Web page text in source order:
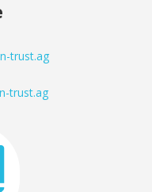
trust.ag
trust.ag